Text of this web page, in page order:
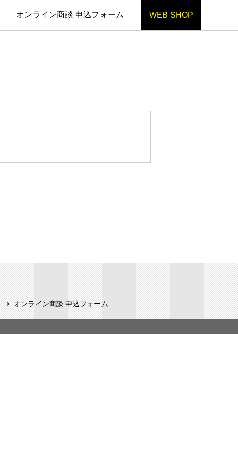
WEB SHOP
オンライン商談 申込フォーム
オンライン商談 申込フォーム